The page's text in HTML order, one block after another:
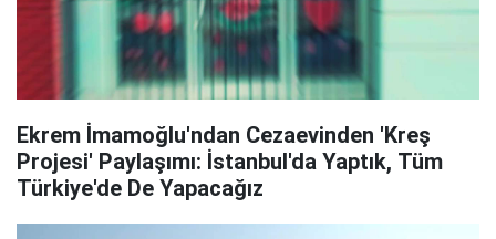
Ekrem İmamoğlu'ndan Cezaevinden 'Kreş
Projesi' Paylaşımı: İstanbul'da Yaptık, Tüm
Türkiye'de De Yapacağız